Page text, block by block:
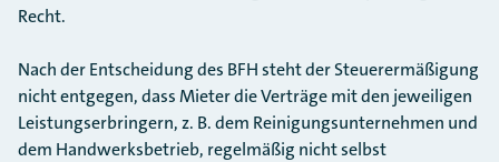
Recht.
Nach der Entscheidung des BFH steht der Steuerermäßigung
nicht entgegen, dass Mieter die Verträge mit den jeweiligen
Leistungserbringern, z. B. dem Reinigungsunternehmen und
dem Handwerksbetrieb, regelmäßig nicht selbst